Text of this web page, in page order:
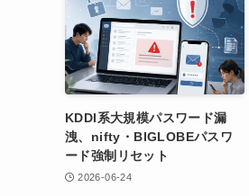
KDDI系大規模パスワード漏
洩、nifty・BIGLOBEパスワ
ード強制リセット
2026-06-24